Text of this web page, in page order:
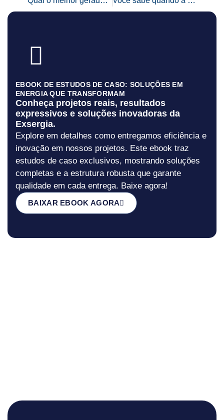
EBOOK DE ESTUDOS DE CASO: SOLUÇÕES EM
ENERGIA QUE TRANSFORMAM
Conheça projetos reais, resultados
expressivos e soluções inovadoras da
Exsergia.
Explore em detalhes como entregamos eficiência e
inovação em nossos projetos. Este ebook traz
estudos de caso exclusivos, mostrando soluções
completas e a estrutura robusta que garante
qualidade em cada entrega. Baixe agora!
BAIXAR EBOOK AGORA